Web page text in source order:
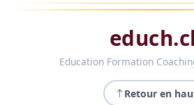
Education Formation
Retour en